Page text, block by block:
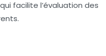
facilite l’évaluation des